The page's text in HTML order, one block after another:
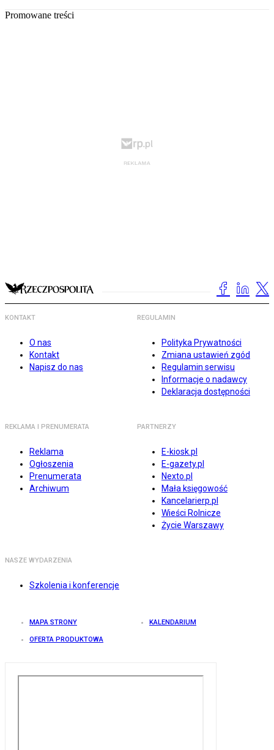
Promowane treści
KONTAKT
O nas
Kontakt
Napisz do nas
REGULAMIN
Polityka Prywatności
Zmiana ustawień zgód
Regulamin serwisu
Informacje o nadawcy
Deklaracja dostępności
REKLAMA I PRENUMERATA
Reklama
Ogłoszenia
Prenumerata
Archiwum
PARTNERZY
E-kiosk.pl
E-gazety.pl
Nexto.pl
Mała księgowość
Kancelarierp.pl
Wieści Rolnicze
Życie Warszawy
NASZE WYDARZENIA
Szkolenia i konferencje
MAPA STRONY KALENDARIUM
OFERTA PRODUKTOWA